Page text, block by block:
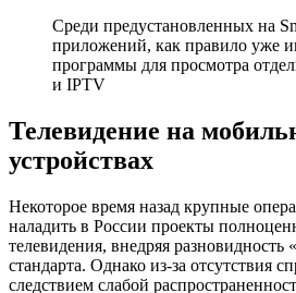
Среди предустановленных на
приложений, как правило уже
программы для просмотра
и IPTV
Телевидение на
устройствах
Некоторое время назад крупные
наладить в России проекты
телевидения, внедряя
стандарта. Однако из-за отсутствия
следствием слабой